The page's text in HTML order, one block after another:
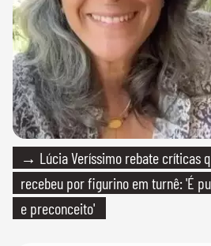
→ Lúcia Veríssimo rebate críticas
recebeu por figurino em turnê: 'É
e preconceito'